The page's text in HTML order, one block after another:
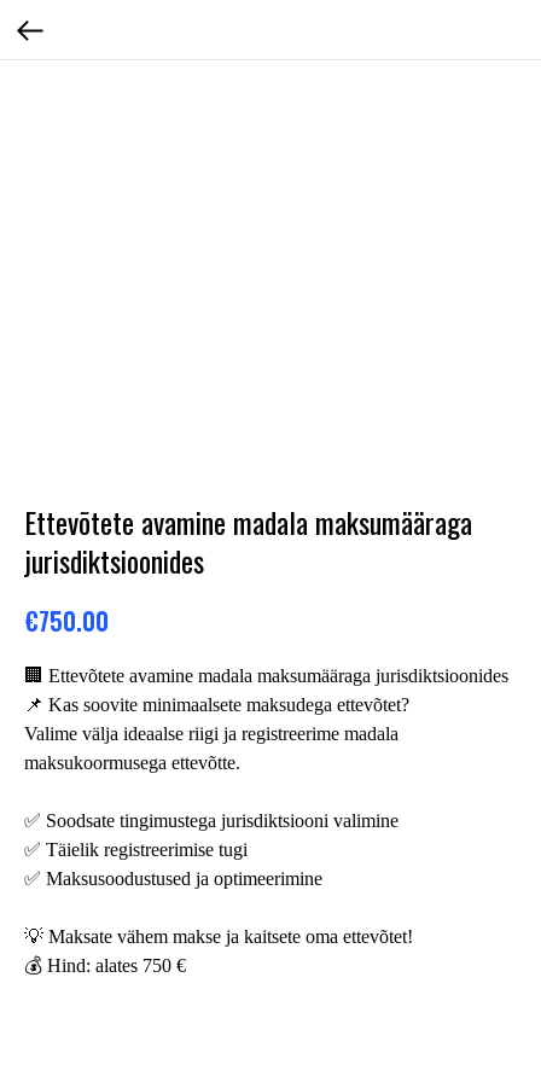
Ettevõtete avamine madala maksumääraga
jurisdiktsioonides
€750.00
🏢 Ettevõtete avamine madala maksumääraga jurisdiktsioonides
📌 Kas soovite minimaalsete maksudega ettevõtet?
Valime välja ideaalse riigi ja registreerime madala
maksukoormusega ettevõtte.
✅ Soodsate tingimustega jurisdiktsiooni valimine
✅ Täielik registreerimise tugi
✅ Maksusoodustused ja optimeerimine
💡 Maksate vähem makse ja kaitsete oma ettevõtet!
💰 Hind: alates 750 €